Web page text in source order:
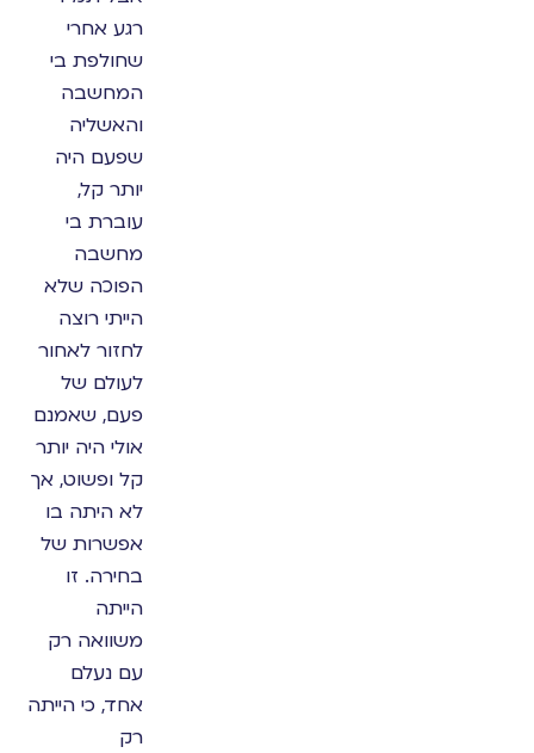
רגע אחרי
שחולפת בי
המחשבה
והאשליה
שפעם היה
יותר קל,
עוברת בי
מחשבה
הפוכה שלא
הייתי רוצה
לחזור לאחור
לעולם של
פעם, שאמנם
אולי היה יותר
קל ופשוט, אך
לא היתה בו
אפשרות של
בחירה. זו
הייתה
משוואה רק
עם נעלם
אחד, כי הייתה
רק